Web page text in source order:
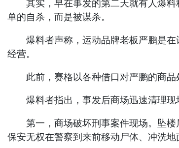
其实，早在事发的第二天就有人爆料
单的自杀，而是被谋杀。
爆料者声称，运动品牌老板严鹏是在
经营。
此前，赛格以各种借口对严鹏的商品
爆料者指出，事发后商场迅速清理现
第一，商场破坏刑事案件现场。坠楼
保安无权在警察到来前移动尸体、冲洗地